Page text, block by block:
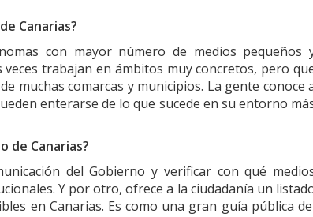
Canarias?
con mayor número de medios pequeños
veces trabajan en ámbitos muy concretos, pero
muchas comarcas y municipios. La gente conoce
enterarse de lo que sucede en su entorno
de Canarias?
del Gobierno y verificar con qué
Y por otro, ofrece a la ciudadanía un
en Canarias. Es como una gran guía pública